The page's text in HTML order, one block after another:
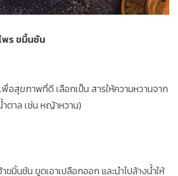
ร ขมิ้นชัน
อสุขภาพที่ดี เลือกเป็น สารให้ความหวานจาก
ตาล เช่น หญ้าหวาน)
ขมิ้นชัน ขูดเอาเปลือกออก และนำไปล้างน้ำให้